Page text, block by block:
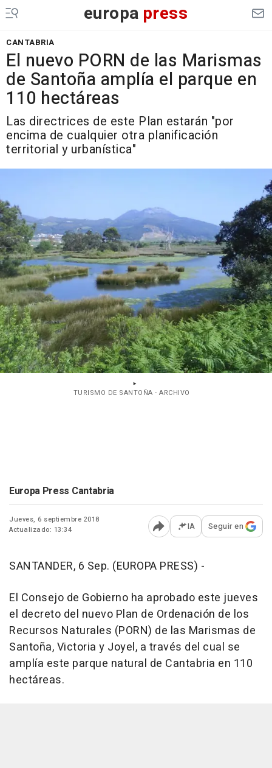
europa press
CANTABRIA
El nuevo PORN de las Marismas
de Santoña amplía el parque en
110 hectáreas
Las directrices de este Plan estarán "por
encima de cualquier otra planificación
territorial y urbanística"
TURISMO DE SANTOÑA - ARCHIVO
Europa Press Cantabria
Jueves, 6 septiembre 2018
Actualizado: 13:34
Abrir opciones para
IA Seguir en
SANTANDER, 6 Sep. (EUROPA PRESS) -
El Consejo de Gobierno ha aprobado este jueves
el decreto del nuevo Plan de Ordenación de los
Recursos Naturales (PORN) de las Marismas de
Santoña, Victoria y Joyel, a través del cual se
amplía este parque natural de Cantabria en 110
hectáreas.